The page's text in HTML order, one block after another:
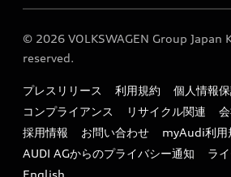
myAudi
保証
メンテナンス
ファイナンス
キャンペーン / イベント
買取査定
特定整備適用車一覧
リサイクル法
よくある質問（FAQ）
© 2026 VOLKSWAGEN Group Japan
reserved.
プレスリリース 利用規約
個人情報
コンプライアンス
リサイクル関連
採用情報
お問い合わせ
myAudi利用
AUDI AGからのプライバシー通知
ラ
English